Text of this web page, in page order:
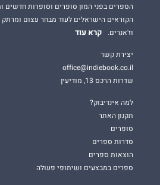
הספרים בפני המון סופרים וסופרות
הקוראים הישראלים לעוד מבחר עצום
וז'אנרים.
קרא עוד
יצירת קשר
office@indiebook.co.il
שדרות הרכס 13, מודיעין
למה אינדיבוק?
תקנון האתר
סופרים
סדרות ספרים
הוצאות ספרים
ספרים במבצעים ושיתופי פעולה